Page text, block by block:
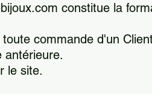
constitue la
commande d'un
antérieure.
le site.